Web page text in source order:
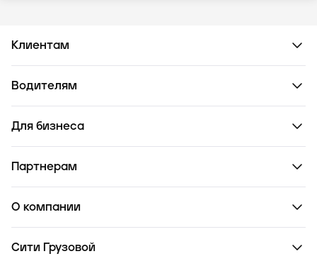
Клиентам
Водителям
Для бизнеса
Партнерам
О компании
Сити Грузовой